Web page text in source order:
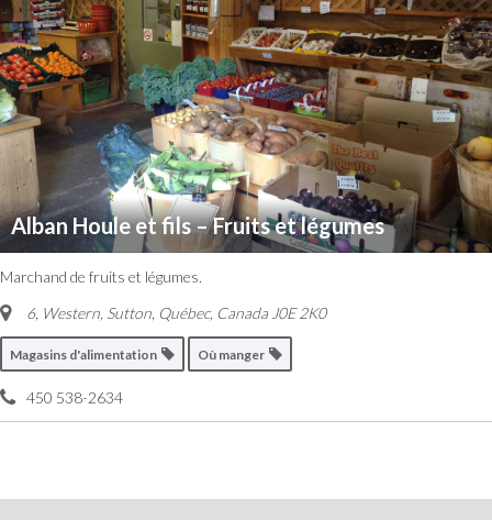
Alban Houle et fils – Fruits et légumes
Marchand de fruits et légumes.
6, Western, Sutton Québec, Canada J0E 2K0
Magasins d'alimentation Où manger
450 538-2634